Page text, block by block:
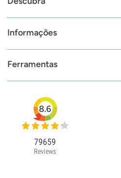
Informações
Ferramentas
8.6
79659
Reviews